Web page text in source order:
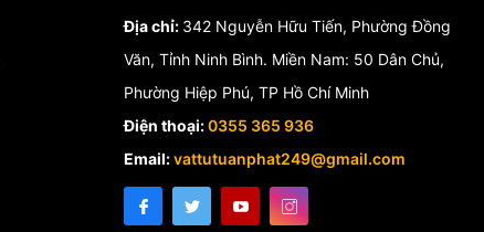
Địa chỉ: 342 Nguyễn Hữu Tiến, Phường Đồng
Văn, Tỉnh Ninh Bình. Miền Nam: 50 Dân Chủ,
Phường Hiệp Phú, TP Hồ Chí Minh
Điện thoại:0355 365 936
Email:vattutuanphat249@gmail.com